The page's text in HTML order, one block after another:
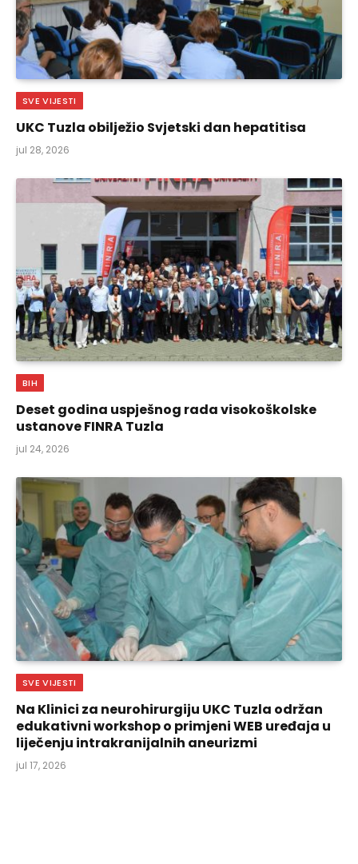
SVE VIJESTI
UKC Tuzla obilježio Svjetski dan hepatitisa
jul 28, 2026
BIH
Deset godina uspješnog rada visokoškolske
ustanove FINRA Tuzla
jul 24, 2026
SVE VIJESTI
Na Klinici za neurohirurgiju UKC Tuzla održan
edukativni workshop o primjeni WEB uređaja u
liječenju intrakranijalnih aneurizmi
jul 17, 2026